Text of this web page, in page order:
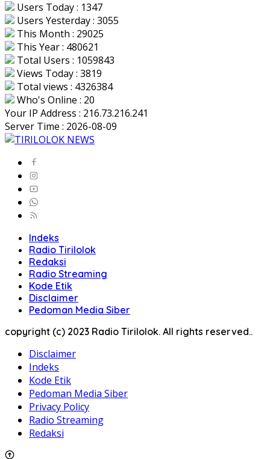
Users Today : 1347
Users Yesterday : 3055
This Month : 29025
This Year : 480621
Total Users : 1059843
Views Today : 3819
Total views : 4326384
Who's Online : 20
Your IP Address : 216.73.216.241
Server Time : 2026-08-09
Indeks
Radio Tirilolok
Redaksi
Radio Streaming
Kode Etik
Disclaimer
Pedoman Media Siber
copyright (c) 2023 Radio Tirilolok. All rights reserved..
Disclaimer
Indeks
Kode Etik
Pedoman Media Siber
Privacy Policy
Radio Streaming
Redaksi